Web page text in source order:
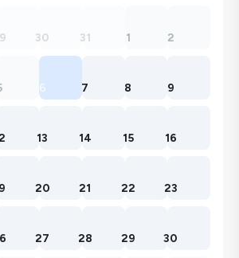
30 31 1 2
6 7 8 9
13 14 15 16
20 21 22 23
27 28 29 30